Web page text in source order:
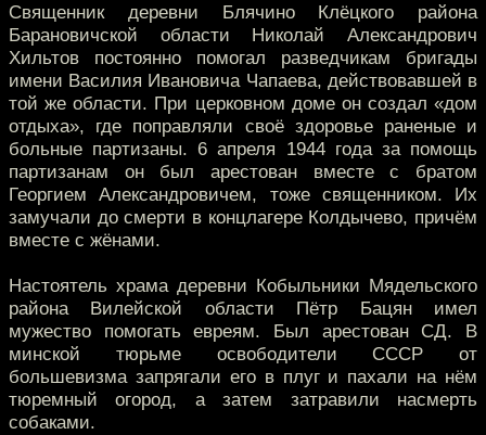
Священник деревни Блячино Клёцкого района
Барановичской области Николай Александрович
Хильтов постоянно помогал разведчикам бригады
имени Василия Ивановича Чапаева, действовавшей в
той же области. При церковном доме он создал «дом
отдыха», где поправляли своё здоровье раненые и
больные партизаны. 6 апреля 1944 года за помощь
партизанам он был арестован вместе с братом
Георгием Александровичем, тоже священником. Их
замучали до смерти в концлагере Колдычево, причём
вместе с жёнами.
Настоятель храма деревни Кобыльники Мядельского
района Вилейской области Пётр Бацян имел
мужество помогать евреям. Был арестован СД. В
минской тюрьме освободители СССР от
большевизма запрягали его в плуг и пахали на нём
тюремный огород, а затем затравили насмерть
собаками.